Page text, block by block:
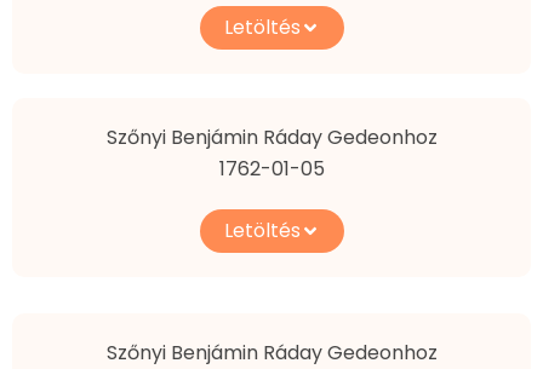
Letöltés
Szőnyi Benjámin Ráday Gedeonhoz
1762-01-05
Letöltés
Szőnyi Benjámin Ráday Gedeonhoz